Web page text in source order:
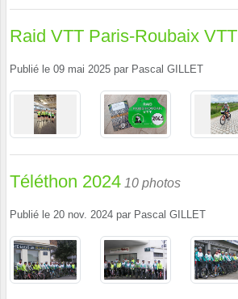
Raid VTT Paris-Roubaix VTT
Publié le 09 mai 2025 par Pascal GILLET
Téléthon 2024 10 photos
Publié le 20 nov. 2024 par Pascal GILLET